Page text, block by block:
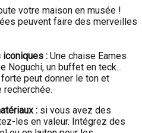
votre maison en musée !
peuvent faire des merveilles
: Une chaise Eames
Noguchi, un buffet en teck...
peut donner le ton et
: si vous avez des
les en valeur. Intégrez des